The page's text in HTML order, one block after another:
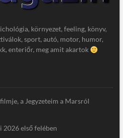
környezet, feeling, könyv,
sport, autó, motor, humor,
enteriőr, meg amit akartok
a Jegyzeteim a Marsról
2026 első felében